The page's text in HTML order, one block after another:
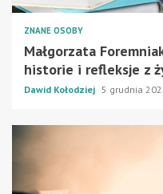
ZNANE OSOBY
Małgorzata
historie i refleksje z
Dawid Kołodziej 5 grudnia